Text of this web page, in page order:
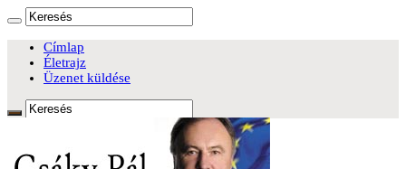
Címlap
Életrajz
Üzenet küldése